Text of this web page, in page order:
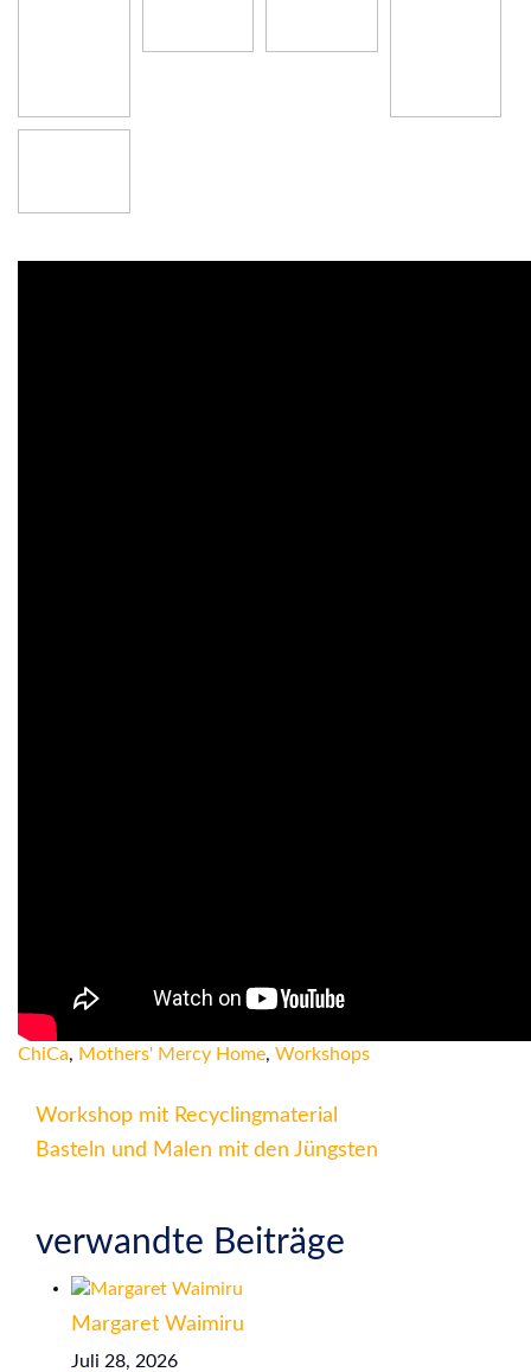
ChiCa, Mothers' Mercy Home, Workshops
Workshop mit Recyclingmaterial
Basteln und Malen mit den Jüngsten
verwandte Beiträge
Margaret Waimiru
Juli 28, 2026